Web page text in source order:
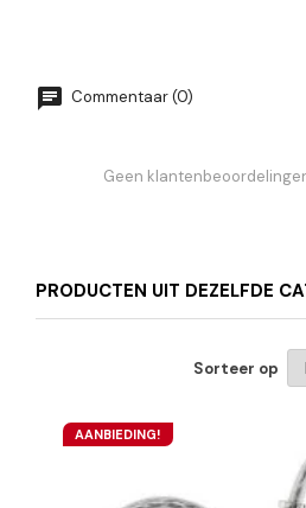
Commentaar (0)
Geen
PRODUCTEN UIT DEZELFDE
Sorteer op
AANBIEDING!